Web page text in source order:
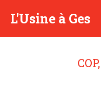
L'Usine à Ges
COP,